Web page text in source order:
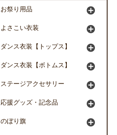
お祭り用品
よさこい衣装
ダンス衣装【トップス】
ダンス衣装【ボトムス】
ステージアクセサリー
応援グッズ・記念品
のぼり旗